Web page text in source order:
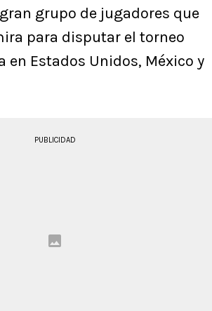
grupo de jugadores que
para disputar el torneo
en Estados Unidos, México y
PUBLICIDAD